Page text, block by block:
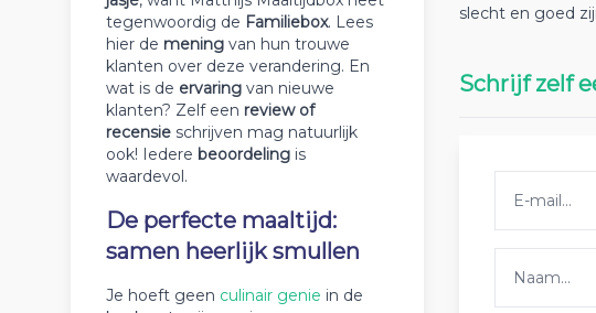
tegenwoordig de Familiebox. Lees
hier de mening van hun trouwe
klanten over deze verandering. En
wat is de ervaring van nieuwe
klanten? Zelf een review of
recensie schrijven mag natuurlijk
ook! Iedere beoordeling is
waardevol.
De perfecte maaltijd:
samen heerlijk smullen
Je hoeft geen culinair genie in de
slecht en goed
Schrijf zelf